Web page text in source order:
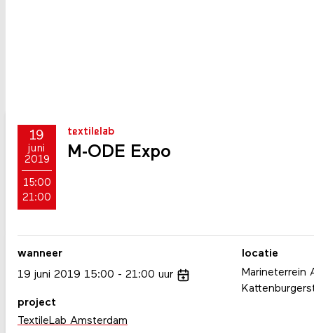
19
juni
2019
15:00
21:00
textilelab
M-ODE Expo
wanneer
19 juni 2019 15:00 21:00 uur
locatie
Marineterrein
project
TextileLab Amsterdam